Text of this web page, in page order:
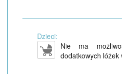
Dzieci:
Nie ma
dodatkowych lóżek